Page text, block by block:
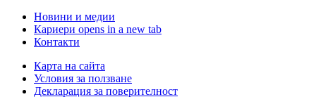
Новини и медии
Кариери opens in a new tab
Контакти
Карта на сайта
Условия за ползване
Декларация за поверителност